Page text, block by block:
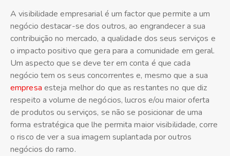
A visibilidade empresarial é um factor que permite a um
negócio destacar-se dos outros, ao engrandecer a sua
contribuição no mercado, a qualidade dos seus serviços e
o impacto positivo que gera para a comunidade em geral.
Um aspecto que se deve ter em conta é que cada
negócio tem os seus concorrentes e, mesmo que a sua
empresa esteja melhor do que as restantes no que diz
respeito a volume de negócios, lucros e/ou maior oferta
de produtos ou serviços, se não se posicionar de uma
forma estratégica que lhe permita maior visibilidade, corre
o risco de ver a sua imagem suplantada por outros
negócios do ramo.